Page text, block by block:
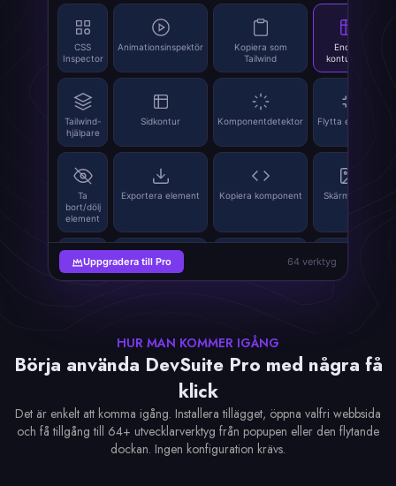
CSS
Inspector
Animationsinspektör
Kopiera som
Tailwind
Endast
konturläge
Tailwind-
hjälpare
Sidkontur Komponentdetektor Flytta element
Ta
bort/dölj
element
Exportera element Kopiera komponent Skärmdump
Extrahera
SVG Grabber Bildersättning
QR-
Uppgradera till Pro 64 verktyg
HUR MAN KOMMER IGÅNG
Börja använda DevSuite Pro med några få
klick
Det är enkelt att komma igång. Installera tillägget, öppna valfri webbsida
och få tillgång till 64+ utvecklarverktyg från popupen eller den flytande
dockan. Ingen konfiguration krävs.